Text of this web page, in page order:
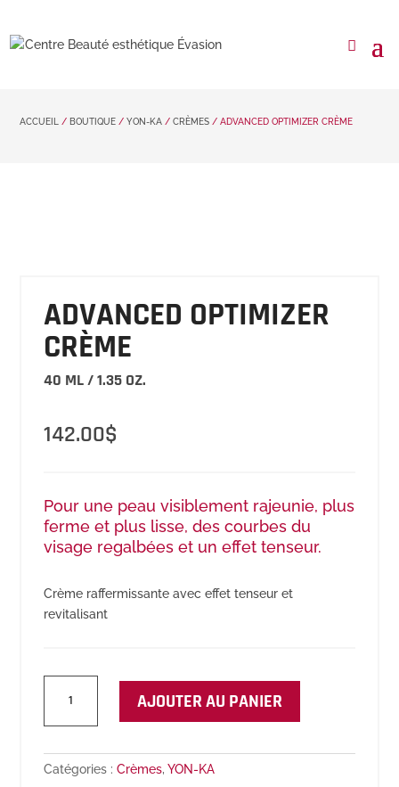
ACCUEIL / BOUTIQUE /YON-KA /CRÈMES / ADVANCED OPTIMIZER CRÈME
ADVANCED OPTIMIZER
CRÈME
40 ML / 1.35 OZ.
142.00$
Pour une peau visiblement rajeunie, plus
ferme et plus lisse, des courbes du
visage regalbées et un effet tenseur.
Crème raffermissante avec effet tenseur et
revitalisant
Advanced
Crème
AJOUTER AU PANIER
Catégories :Crèmes,YON-KA